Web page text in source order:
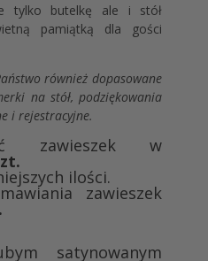
tylko butelkę ale i stół
pamiątką dla gości
również dopasowane
na stół, podziękowania
i rejestracyjne.
zawieszek w
ilości.
zawieszek
satynowanym